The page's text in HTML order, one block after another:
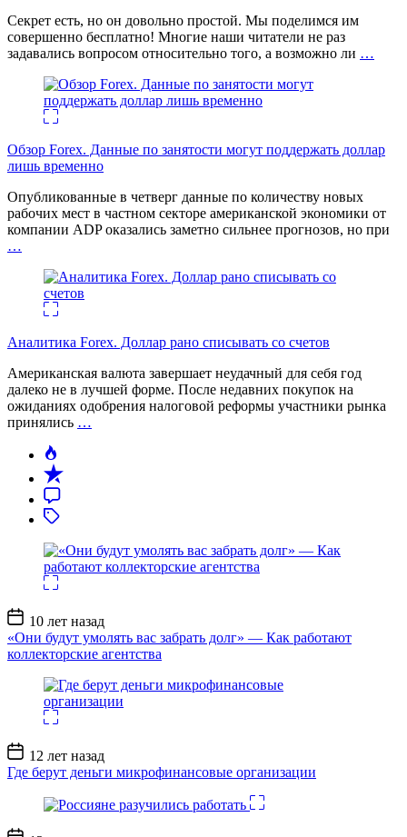
Секрет есть, но он довольно простой. Мы поделимся им
совершенно бесплатно! Многие наши читатели не раз
задавались вопросом относительно того, а возможно ли …
Обзор Forex. Данные по занятости могут поддержать доллар
лишь временно
Опубликованные в четверг данные по количеству новых
рабочих мест в частном секторе американской экономики от
компании ADP оказались заметно сильнее прогнозов, но при
…
Аналитика Forex. Доллар рано списывать со счетов
Американская валюта завершает неудачный для себя год
далеко не в лучшей форме. После недавних покупок на
ожиданиях одобрения налоговой реформы участники рынка
принялись …
Дата
записи
10 лет назад
«Они будут умолять вас забрать долг» — Как работают
коллекторские агентства
Дата
записи
12 лет назад
Где берут деньги микрофинансовые организации